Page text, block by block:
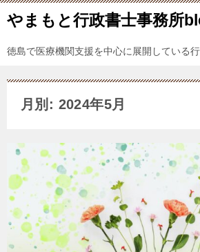
やまもと行政書士事務所
徳島で医療機関支援を中心に展開している
月別: 2024年5月